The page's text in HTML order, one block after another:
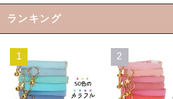
ランキング
1 2